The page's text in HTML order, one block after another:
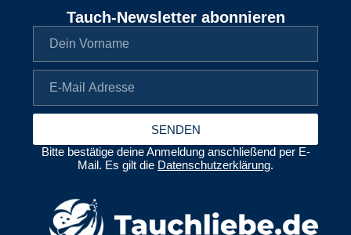
Tauch-Newsletter abonnieren
SENDEN
Bitte bestätige deine Anmeldung anschließend per E-
Mail. Es gilt die Datenschutzerklärung.